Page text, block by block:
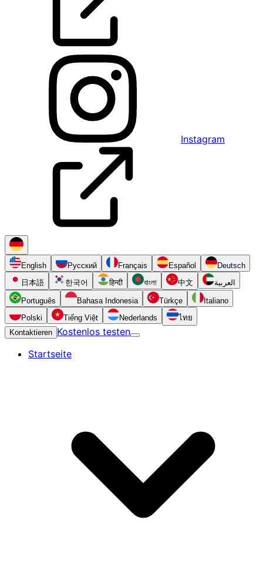
Instagram
English Русский Français Español
Deutsch
日本語
한국어 हिन्दी বাংলা 中文 العربية
Português Bahasa Indonesia Türkçe
Italiano
Polski
Tiếng Việt Nederlands
ไทย
Kontaktieren Kostenlos testen
Startseite